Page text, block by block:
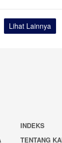
Lihat Lainnya
INDEKS
TENTANG